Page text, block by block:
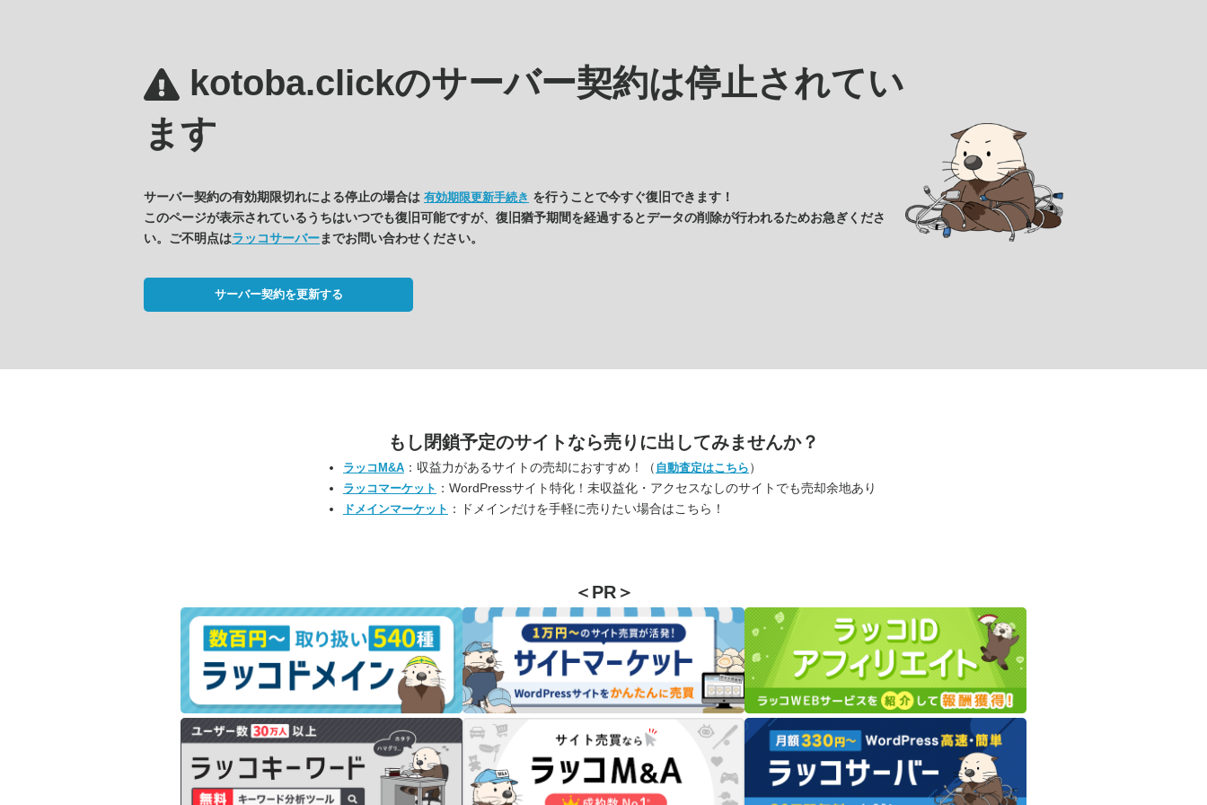
kotoba.clickのサーバー契約は停止されてい
ます
サーバー契約の有効期限切れによる停止の場合は 有効期限更新手続き を行うことで今すぐ復旧できます！
このページが表示されているうちはいつでも復旧可能ですが、復旧猶予期間を経過するとデータの削除が行われるためお急ぎくださ
い。ご不明点はラッコサーバーまでお問い合わせください。
サーバー契約を更新する
もし閉鎖予定のサイトなら売りに出してみませんか？
ラッコM&A ：収益力があるサイトの売却におすすめ！（ 自動査定はこちら ）
ラッコマーケット ：WordPressサイト特化！未収益化・アクセスなしのサイトでも売却余地あり
ドメインマーケット ：ドメインだけを手軽に売りたい場合はこちら！
＜PR＞